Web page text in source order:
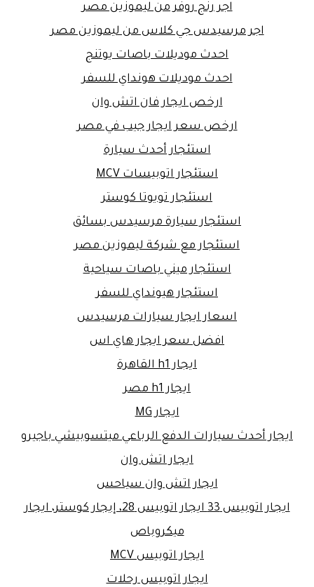
اجر رنج روفر من ليموزين مصر
اجر مرسيدس جي كلاس من ليموزين مصر
احدث موديلات باصات يوتنج
احدث موديلات هونداي للسفر
ارخص ايجار فان اتش وان
ارخص سعر ايجار جيب في مصر
استئجار أحدث سيارة
استئجار اتوبيسات MCV
استئجار تويوتا كوستر
استئجار سيارة مرسيدس بسائق
استئجار مع شركة ليموزين مصر
استئجار ميني باصات سياحية
استئجار هيونداي للسفر
اسعار ايجار سيارات مرسيدس
افضل سعر ايجار هاي اس
ايجار h1 القاهرة
ايجار h1 مصر
ايجار MG
ايجار أحدث سيارات الدفع الرباعي ميتسوبيشي باجيرو
ايجار اتش وان
ايجار اتش وان سياحس
ايجار اتوبيس 33 ايجار اتوبيس 28، إيجار كوستر، ايجار
ميكروباص
ايجار اتوبيس MCV
ايجار اتوبيس رحلات